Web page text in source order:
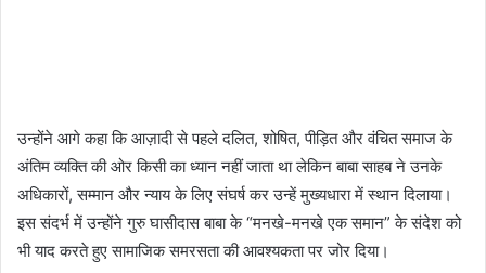
उन्होंने आगे कहा कि आज़ादी से पहले दलित, शोषित, पीड़ित और वंचित समाज के
अंतिम व्यक्ति की ओर किसी का ध्यान नहीं जाता था लेकिन बाबा साहब ने उनके
अधिकारों, सम्मान और न्याय के लिए संघर्ष कर उन्हें मुख्यधारा में स्थान दिलाया।
इस संदर्भ में उन्होंने गुरु घासीदास बाबा के “मनखे-मनखे एक समान” के संदेश को
भी याद करते हुए सामाजिक समरसता की आवश्यकता पर जोर दिया।